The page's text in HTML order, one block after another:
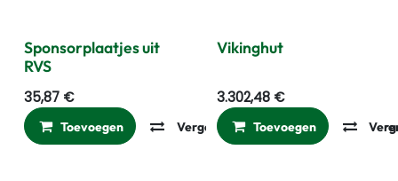
Sponsorplaatjes uit
RVS
35,87 €
Toevoegen Vergelijken Toevoegen aan
Vikinghut
3.302,48€
Toevoegen